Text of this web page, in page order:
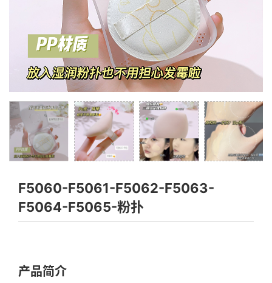
F5060-F5061-F5062-F5063-
F5064-F5065-粉扑
产品简介